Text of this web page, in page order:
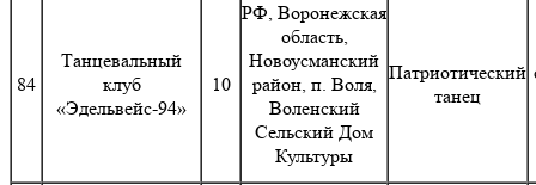
84
Танцевальный
клуб
«Эдельвейс-94»
10
РФ, Воронежская
область,
Новоусманский
район, п. Воля,
Воленский
Сельский Дом
Культуры
Патриотический
танец